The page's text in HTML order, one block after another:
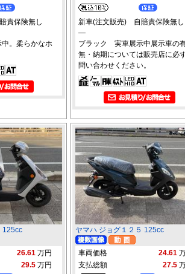
責保険無し
。柔らかなホ
新車(注文販売) 自賠責保険無し
―
ブラック 実車展示中展示車の
無・納期については販売店に必
問い合わせください。
125cc
26.61 万円
29.5 万円
ヤマハ ジョグ１２５ 125cc
車両価格 24.61
支払総額
27.5